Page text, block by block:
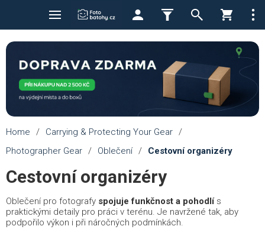
Home / Carrying & Protecting Your Gear /
Photographer Gear / Oblečení / Cestovní organizéry
Cestovní organizéry
Oblečení pro fotografy spojuje funkčnost a pohodlís
praktickými detaily pro práci v terénu. Je navržené tak, aby
podpořilo výkon i při náročných podmínkách.